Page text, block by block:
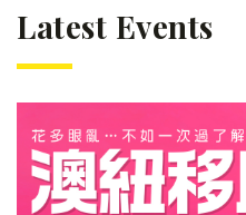
Latest Events